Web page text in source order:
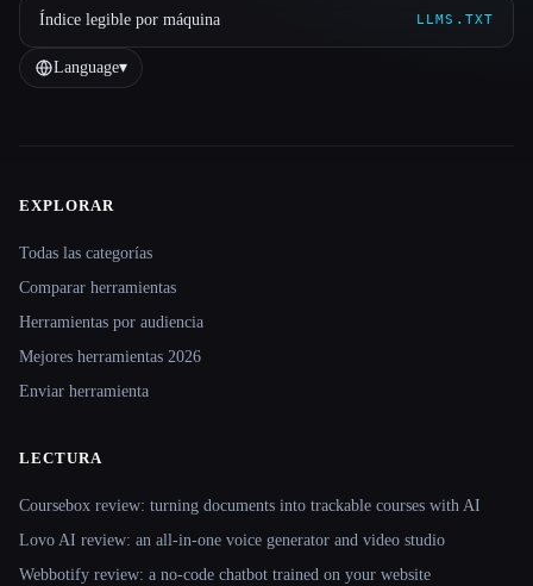
Índice legible por máquina LLMS.TXT
Language▾
Site navigation
EXPLORAR
Todas las categorías
Comparar herramientas
Herramientas por audiencia
Mejores herramientas 2026
Enviar herramienta
LECTURA
Coursebox review: turning documents into trackable courses with AI
Lovo AI review: an all-in-one voice generator and video studio
Webbotify review: a no-code chatbot trained on your website